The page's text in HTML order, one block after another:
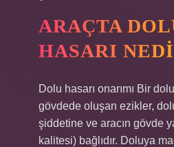
ARAÇTA
HASARI
Dolu hasarı onarımı Bir
gövdede oluşan ezikler, dolu
şiddetine ve aracın gövde
kalitesi) bağlıdır. Doluya